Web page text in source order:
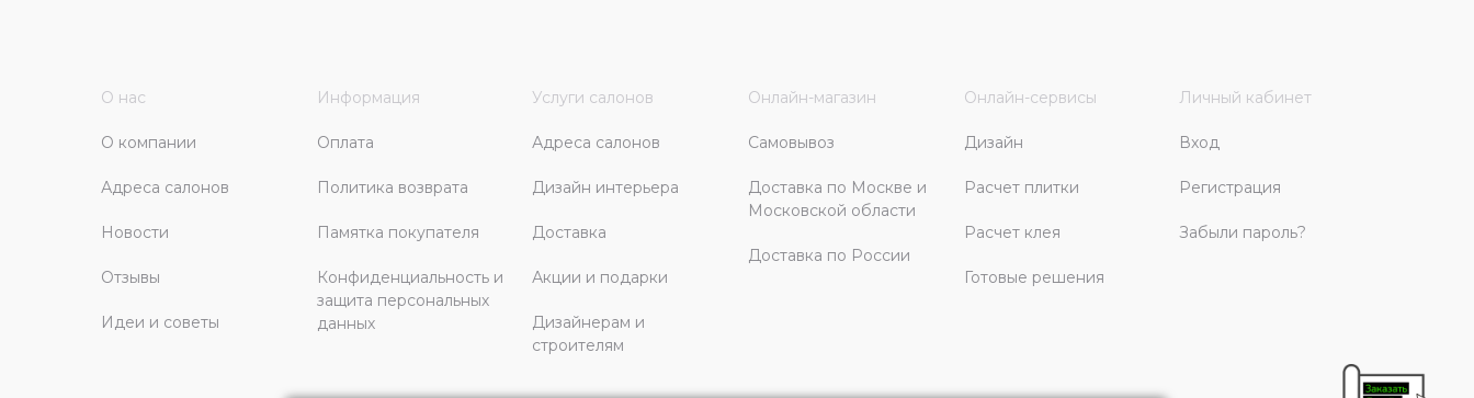
О нас
О компании
Адреса салонов
Новости
Отзывы
Идеи и советы
Информация
Оплата
Политика возврата
Памятка покупателя
Конфиденциальность и
защита персональных
данных
Услуги салонов
Адреса салонов
Дизайн интерьера
Доставка
Акции и подарки
Дизайнерам и
строителям
Онлайн-магазин
Самовывоз
Доставка по Москве и
Московской области
Доставка по России
Онлайн-сервисы
Дизайн
Расчет плитки
Расчет клея
Готовые решения
Личный кабинет
Вход
Регистрация
Забыли пароль?